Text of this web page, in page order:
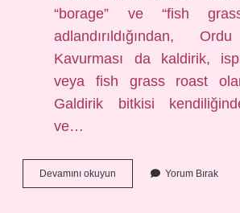
“borage” ve “fish
adlandırıldığından,
Kavurması da kaldirik,
veya fish grass roast
Galdirik bitkisi
ve…
Devamını okuyun
Otu
Yorum Bırak